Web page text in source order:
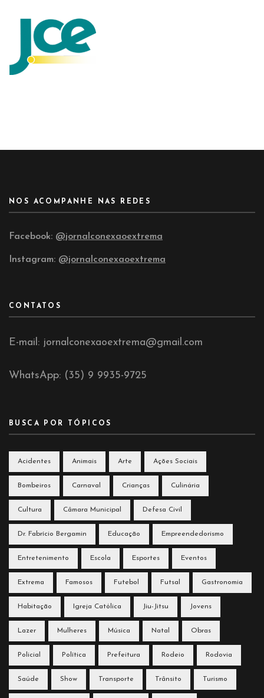
NOS ACOMPANHE NAS REDES
Facebook: @jornalconexaoextrema
Instagram: @jornalconexaoextrema
CONTATOS
E-mail: jornalconexaoextrema@gmail.com
WhatsApp: (35) 9 9935-9725
BUSCA POR TÓPICOS
Acidentes Animais Arte Ações Sociais
Bombeiros Carnaval Crianças Culinária
Cultura Câmara Municipal Defesa Civil
Dr. Fabrício Bergamin Educação Empreendedorismo
Entretenimento Escola Esportes Eventos
Extrema Famosos Futebol Futsal Gastronomia
Habitação Igreja Católica Jiu-Jitsu Jovens
Lazer Mulheres Música Natal Obras
Policial Política Prefeitura Rodeio Rodovia
Saúde Show Transporte Trânsito Turismo